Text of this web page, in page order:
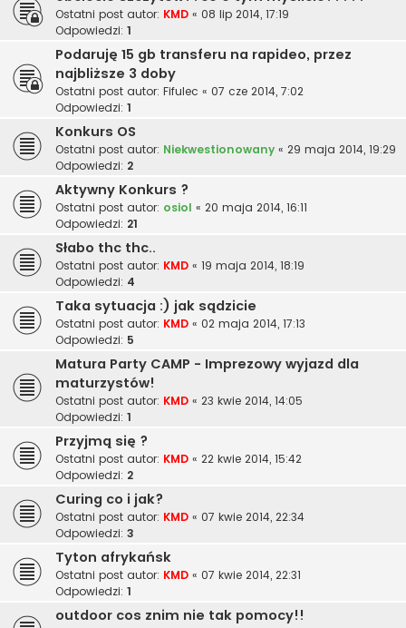
Ostatni post autor: KMD « 08 lip 2014, 17:19
Odpowiedzi: 1
Podaruję 15 gb transferu na rapideo, przez
najbliższe 3 doby
Ostatni post autor: Fifulec « 07 cze 2014, 7:02
Odpowiedzi: 1
Konkurs OS
Ostatni post autor: Niekwestionowany « 29 maja 2014, 19:29
Odpowiedzi: 2
Aktywny Konkurs ?
Ostatni post autor: osiol « 20 maja 2014, 16:11
Odpowiedzi: 21
Słabo thc thc..
Ostatni post autor: KMD « 19 maja 2014, 18:19
Odpowiedzi: 4
Taka sytuacja :) jak sądzicie
Ostatni post autor: KMD « 02 maja 2014, 17:13
Odpowiedzi: 5
Matura Party CAMP - Imprezowy wyjazd dla
maturzystów!
Ostatni post autor: KMD « 23 kwie 2014, 14:05
Odpowiedzi: 1
Przyjmą się ?
Ostatni post autor: KMD « 22 kwie 2014, 15:42
Odpowiedzi: 2
Curing co i jak?
Ostatni post autor: KMD « 07 kwie 2014, 22:34
Odpowiedzi: 3
Tyton afrykańsk
Ostatni post autor: KMD « 07 kwie 2014, 22:31
Odpowiedzi: 1
outdoor cos znim nie tak pomocy!!